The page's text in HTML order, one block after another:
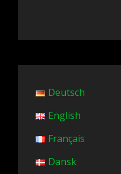
Deutsch
English
Français
Dansk